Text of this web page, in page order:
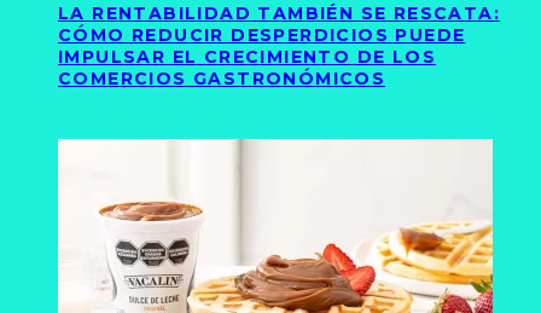
LA RENTABILIDAD TAMBIÉN SE RESCATA:
CÓMO REDUCIR DESPERDICIOS PUEDE
IMPULSAR EL CRECIMIENTO DE LOS
COMERCIOS GASTRONÓMICOS